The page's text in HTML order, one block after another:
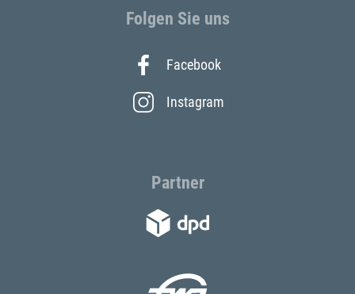
Folgen Sie uns
Facebook
Instagram
Partner